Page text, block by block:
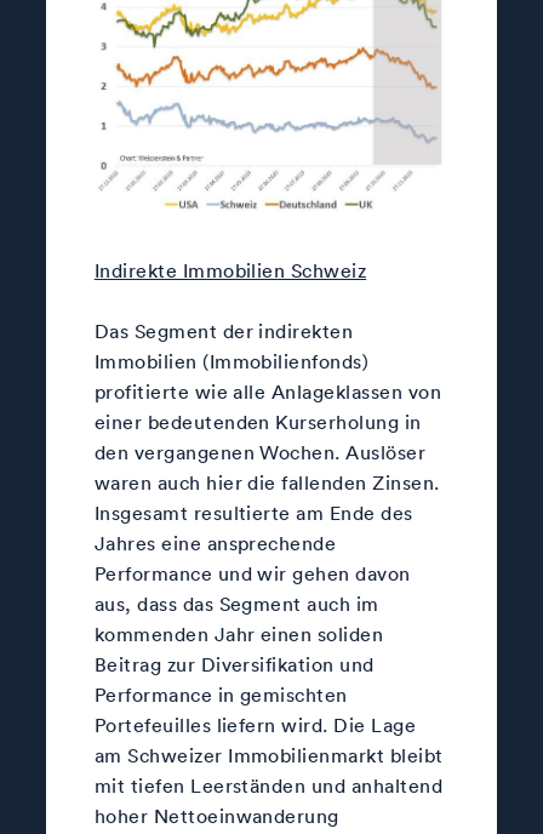
Indirekte Immobilien Schweiz
Das Segment der indirekten
Immobilien (Immobilienfonds)
profitierte wie alle Anlageklassen von
einer bedeutenden Kurserholung in
den vergangenen Wochen. Auslöser
waren auch hier die fallenden Zinsen.
Insgesamt resultierte am Ende des
Jahres eine ansprechende
Performance und wir gehen davon
aus, dass das Segment auch im
kommenden Jahr einen soliden
Beitrag zur Diversifikation und
Performance in gemischten
Portefeuilles liefern wird. Die Lage
am Schweizer Immobilienmarkt bleibt
mit tiefen Leerständen und anhaltend
hoher Nettoeinwanderung